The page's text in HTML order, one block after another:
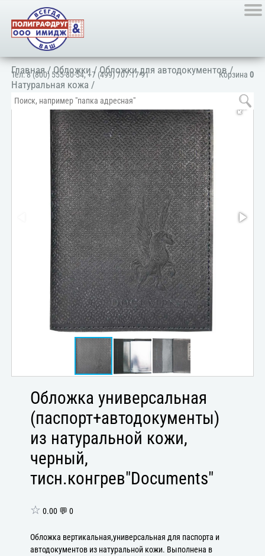
Корзина 0
Тел:8 (800) 555-80-54,+7 (499) 707-17-91
Главная/Обложки/Обложки для автодокументов/
Hатуральная кожа /
Обложка универсальная
(паспорт+автодокументы)
из натуральной кожи,
черный,
тисн.конгрев"Documents"
☆ 0.00 💬 0
Обложка вертикальная,универсальная для паспорта и
автодокументов из натуральной кожи. Выполнена в